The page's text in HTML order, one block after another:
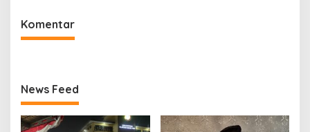
Senaning
Komentar
News Feed